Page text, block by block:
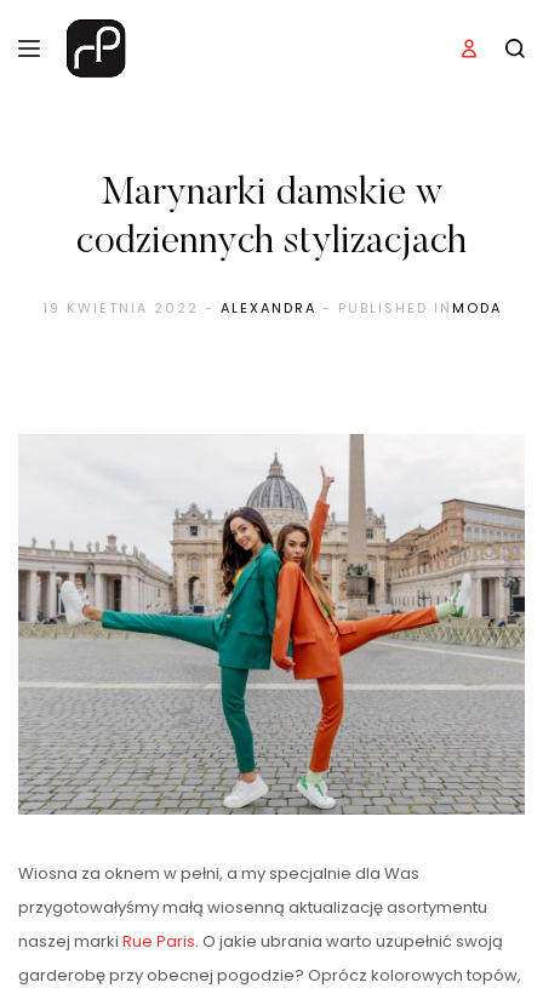
Marynarki damskie w
codziennych stylizacjach
19 KWIETNIA 2022 - ALEXANDRA - PUBLISHED INMODA
Wiosna za oknem w pełni, a my specjalnie dla Was
przygotowałyśmy małą wiosenną aktualizację asortymentu
naszej marki Rue Paris. O jakie ubrania warto uzupełnić swoją
garderobę przy obecnej pogodzie? Oprócz kolorowych topów,